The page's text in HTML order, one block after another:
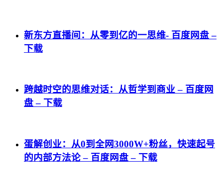
新东方直播间：从零到亿的一思维- 百度网盘 –
下载
跨越时空的思维对话：从哲学到商业 – 百度网
盘 – 下载
蛋解创业：从0到全网3000W+粉丝，快速起号
的内部方法论 – 百度网盘 – 下载